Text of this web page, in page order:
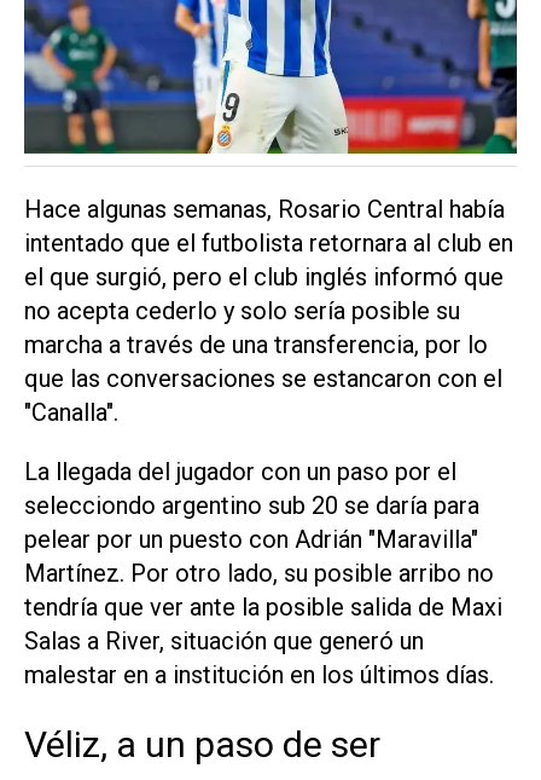
Hace algunas semanas, Rosario Central había
intentado que el futbolista retornara al club en
el que surgió, pero el club inglés informó que
no acepta cederlo y solo sería posible su
marcha a través de una transferencia, por lo
que las conversaciones se estancaron con el
"Canalla".
La llegada del jugador con un paso por el
selecciondo argentino sub 20 se daría para
pelear por un puesto con Adrián "Maravilla"
Martínez. Por otro lado, su posible arribo no
tendría que ver ante la posible salida de Maxi
Salas a River, situación que generó un
malestar en a institución en los últimos días.
Véliz, a un paso de ser